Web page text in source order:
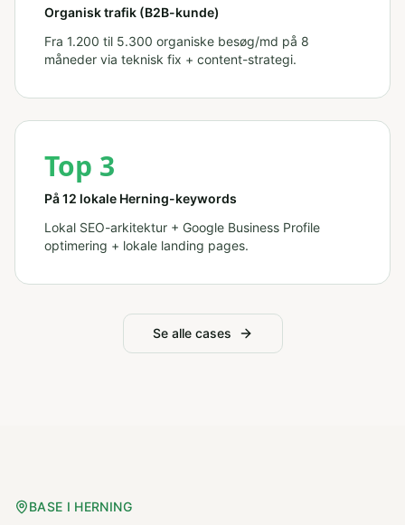
Organisk trafik (B2B-kunde)
Fra 1.200 til 5.300 organiske besøg/md på 8
måneder via teknisk fix + content-strategi.
Top 3
På 12 lokale Herning-keywords
Lokal SEO-arkitektur + Google Business Profile
optimering + lokale landing pages.
Se alle cases
BASE I HERNING